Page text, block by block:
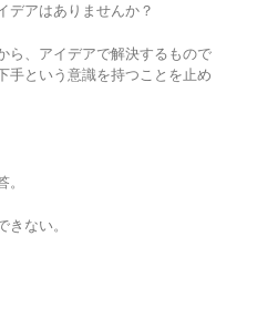
デアはありませんか？
ら、アイデアで解決するもので
手という意識を持つことを止め
ない。